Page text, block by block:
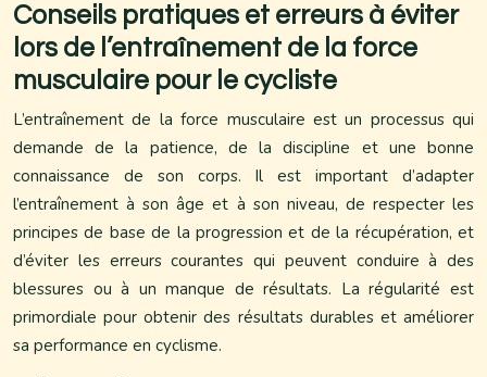
Conseils pratiques et erreurs à éviter
lors de l’entraînement de la force
musculaire pour le cycliste
L’entraînement de la force musculaire est un processus qui
demande de la patience, de la discipline et une bonne
connaissance de son corps. Il est important d’adapter
l’entraînement à son âge et à son niveau, de respecter les
principes de base de la progression et de la récupération, et
d’éviter les erreurs courantes qui peuvent conduire à des
blessures ou à un manque de résultats. La régularité est
primordiale pour obtenir des résultats durables et améliorer
sa performance en cyclisme.